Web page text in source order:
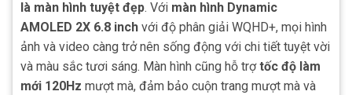
là màn hình tuyệt đẹp. Với màn hình Dynamic
AMOLED 2X 6.8 inch với độ phân giải WQHD+, mọi hình
ảnh và video càng trở nên sống động với chi tiết tuyệt vời
và màu sắc tươi sáng. Màn hình cũng hỗ trợtốc độ làm
mới 120Hz mượt mà, đảm bảo cuộn trang mượt mà và